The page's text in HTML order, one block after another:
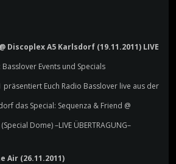
Discoplex A5 Karlsdorf (19.11.2011) LIVE
Events und Specials
Euch Radio Basslover live aus der
das Special: Sequenza & Friend @
Dome) –LIVE ÜBERTRAGUNG–
Air (26.11.2011)